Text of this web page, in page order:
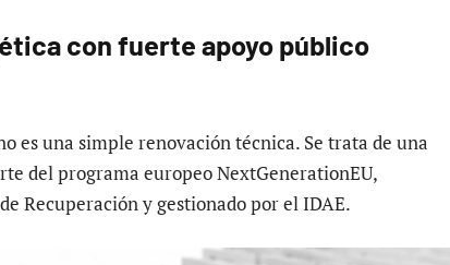
con fuerte apoyo público
es una simple renovación técnica. Se trata de una
del programa europeo NextGenerationEU,
Recuperación y gestionado por el IDAE.